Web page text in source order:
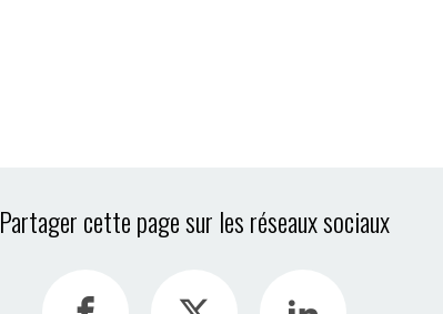
Partager cette page sur les réseaux sociaux